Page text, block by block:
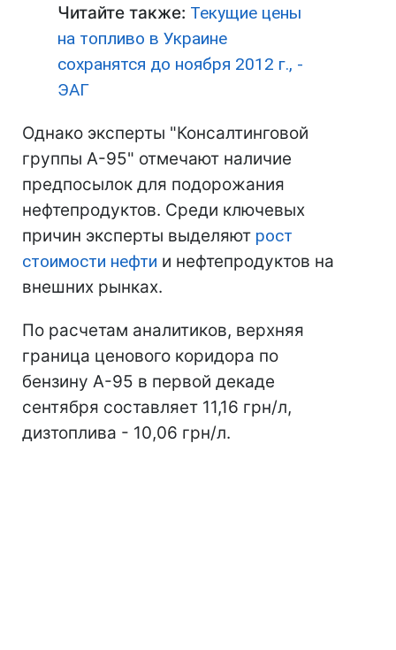
Читайте также: Текущие цены
на топливо в Украине
сохранятся до ноября 2012 г., -
ЭАГ
Однако эксперты "Консалтинговой
группы А-95" отмечают наличие
предпосылок для подорожания
нефтепродуктов. Среди ключевых
причин эксперты выделяют рост
стоимости нефти и нефтепродуктов на
внешних рынках.
По расчетам аналитиков, верхняя
граница ценового коридора по
бензину А-95 в первой декаде
сентября составляет 11,16 грн/л,
дизтоплива - 10,06 грн/л.